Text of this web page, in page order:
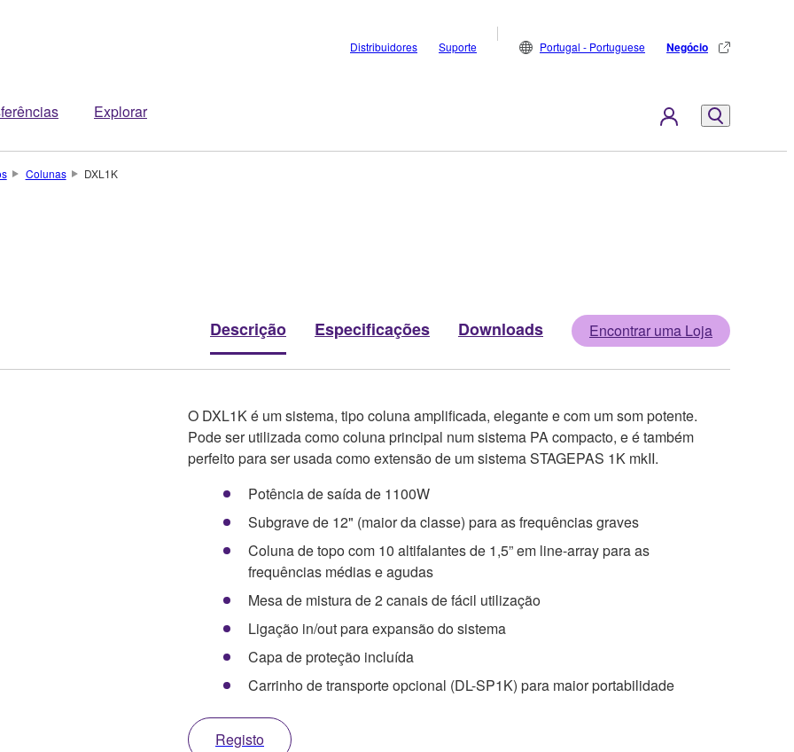
Explorar
Distribuidores Suporte Portugal - Portuguese Negócio
Colunas DXL1K
Descrição Especificações Downloads Encontrar uma Loja
O DXL1K é um sistema, tipo coluna amplificada, elegante e com um som potente.
Pode ser utilizada como coluna principal num sistema PA compacto, e é também
perfeito para ser usada como extensão de um sistema STAGEPAS 1K mkII.
Potência de saída de 1100W
Subgrave de 12" (maior da classe) para as frequências graves
Coluna de topo com 10 altifalantes de 1,5” em line-array para as
frequências médias e agudas
Mesa de mistura de 2 canais de fácil utilização
Ligação in/out para expansão do sistema
Capa de proteção incluída
Carrinho de transporte opcional (DL-SP1K) para maior portabilidade
Registo